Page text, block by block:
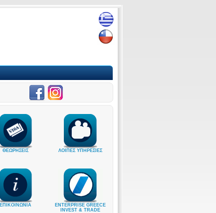
ΘΕΩΡΗΣΕΙΣ ΛΟΙΠΕΣ ΥΠΗΡΕΣΙΕΣ
ΕΠΙΚΟΙΝΩΝΙΑ
ENTERPRISE GREECE
INVEST & TRADE